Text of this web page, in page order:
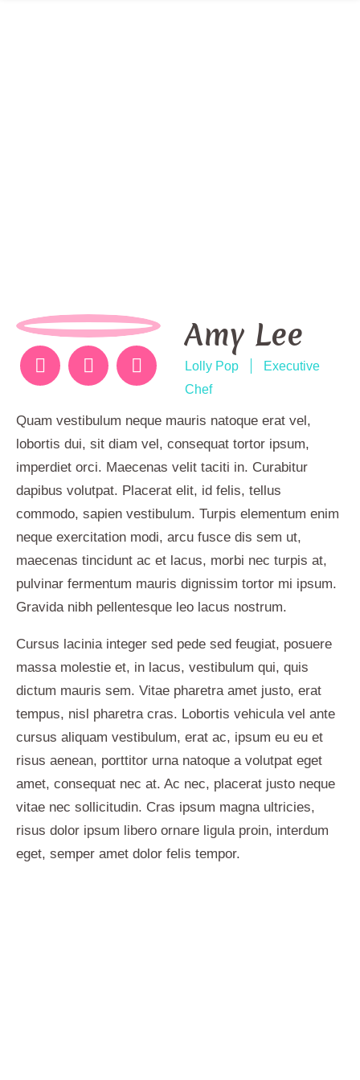
Amy Lee
Lolly Pop
Executive
Chef
Quam vestibulum neque mauris natoque erat vel,
lobortis dui, sit diam vel, consequat tortor ipsum,
imperdiet orci. Maecenas velit taciti in. Curabitur
dapibus volutpat. Placerat elit, id felis, tellus
commodo, sapien vestibulum. Turpis elementum enim
neque exercitation modi, arcu fusce dis sem ut,
maecenas tincidunt ac et lacus, morbi nec turpis at,
pulvinar fermentum mauris dignissim tortor mi ipsum.
Gravida nibh pellentesque leo lacus nostrum.
Cursus lacinia integer sed pede sed feugiat, posuere
massa molestie et, in lacus, vestibulum qui, quis
dictum mauris sem. Vitae pharetra amet justo, erat
tempus, nisl pharetra cras. Lobortis vehicula vel ante
cursus aliquam vestibulum, erat ac, ipsum eu eu et
risus aenean, porttitor urna natoque a volutpat eget
amet, consequat nec at. Ac nec, placerat justo neque
vitae nec sollicitudin. Cras ipsum magna ultricies,
risus dolor ipsum libero ornare ligula proin, interdum
eget, semper amet dolor felis tempor.